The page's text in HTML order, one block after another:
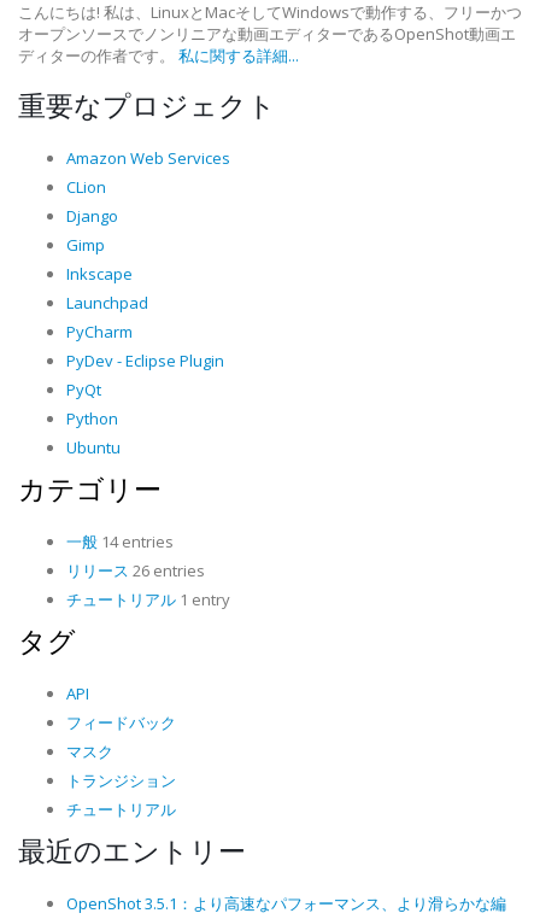
こんにちは! 私は、LinuxとMacそしてWindowsで動作する、フリーかつ
オープンソースでノンリニアな動画エディターであるOpenShot動画エ
ディターの作者です。 私に関する詳細...
重要なプロジェクト
Amazon Web Services
CLion
Django
Gimp
Inkscape
Launchpad
PyCharm
PyDev - Eclipse Plugin
PyQt
Python
Ubuntu
カテゴリー
一般 14 entries
リリース 26 entries
チュートリアル 1 entry
タグ
API
フィードバック
マスク
トランジション
チュートリアル
最近のエントリー
OpenShot 3.5.1：より高速なパフォーマンス、より滑らかな編